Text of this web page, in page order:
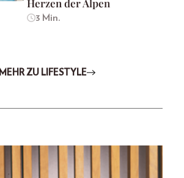
Herzen der Alpen
3 Min.
MEHR ZU LIFESTYLE